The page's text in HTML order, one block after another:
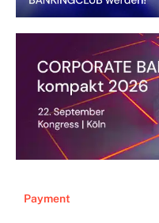
Payment